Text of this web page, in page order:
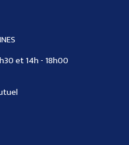
et 14h - 18h00